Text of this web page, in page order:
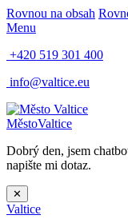
Rovnou na obsah
Menu
+420 519 301 400
info@valtice.eu
MěstoValtice
Dobrý den, jsem
napište mi dotaz.
✕
Valtice